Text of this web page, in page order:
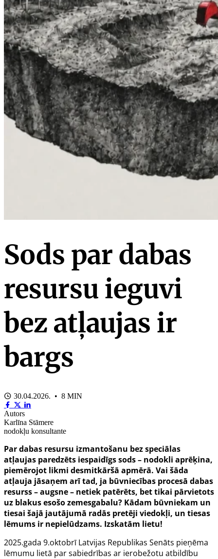
Sods par dabas
resursu ieguvi
bez atļaujas ir
bargs
30.04.2026. • 8 MIN
Autors
Karlīna Stāmere
nodokļu konsultante
Par dabas resursu izmantošanu bez speciālas
atļaujas paredzēts iespaidīgs sods – nodokli aprēķina,
piemērojot likmi desmitkāršā apmērā. Vai šāda
atļauja jāsaņem arī tad, ja būvniecības procesā dabas
resurss – augsne – netiek patērēts, bet tikai pārvietots
uz blakus esošo zemesgabalu? Kādam būvniekam un
tiesai šajā jautājumā radās pretēji viedokļi, un tiesas
lēmums ir nepielūdzams. Izskatām lietu!
2025.gada 9.oktobrī Latvijas Republikas Senāts pieņēma
lēmumu lietā par sabiedrības ar ierobežotu atbildību